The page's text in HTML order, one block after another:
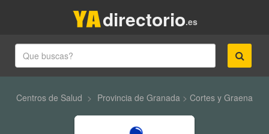
.es
directorio
Centros de Salud > Provincia de Granada > Cortes y Graena